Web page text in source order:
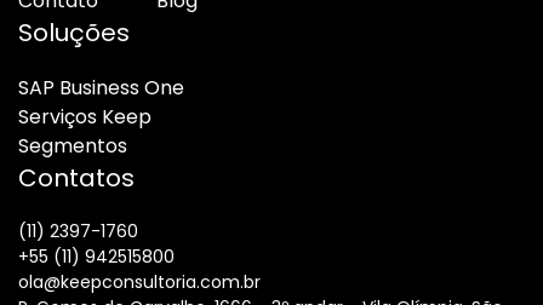
Soluções
SAP Business One
Serviços Keep
Segmentos
Contatos
(11) 2397-1760
+55 (11) 942515800
ola@keepconsultoria.com.br